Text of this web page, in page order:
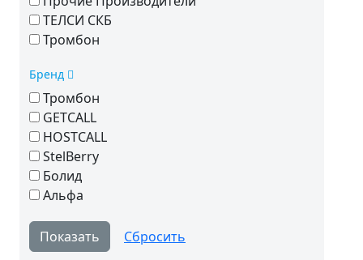
ТЕЛСИ СКБ
Тромбон
Бренд
Тромбон
GETCALL
HOSTCALL
StelBerry
Болид
Альфа